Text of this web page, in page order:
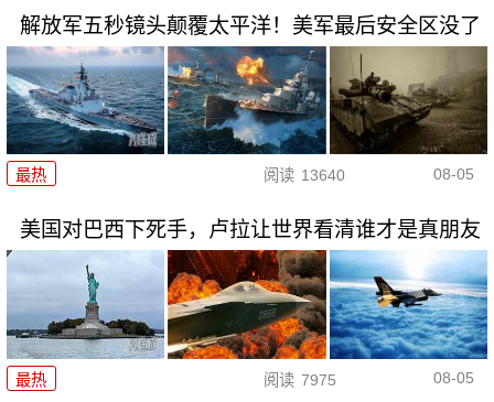
解放军五秒镜头颠覆太平洋！美军最后安全区没了
最热 阅读 13640 08-05
美国对巴西下死手，卢拉让世界看清谁才是真朋友
最热 阅读 7975 08-05